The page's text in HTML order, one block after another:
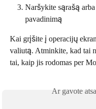
Naršykite sąrašą
pavadinimą
Kai grįšite į operacijų
valiutą. Atminkite, kad
tai, kaip jis rodomas per
Ar gavote